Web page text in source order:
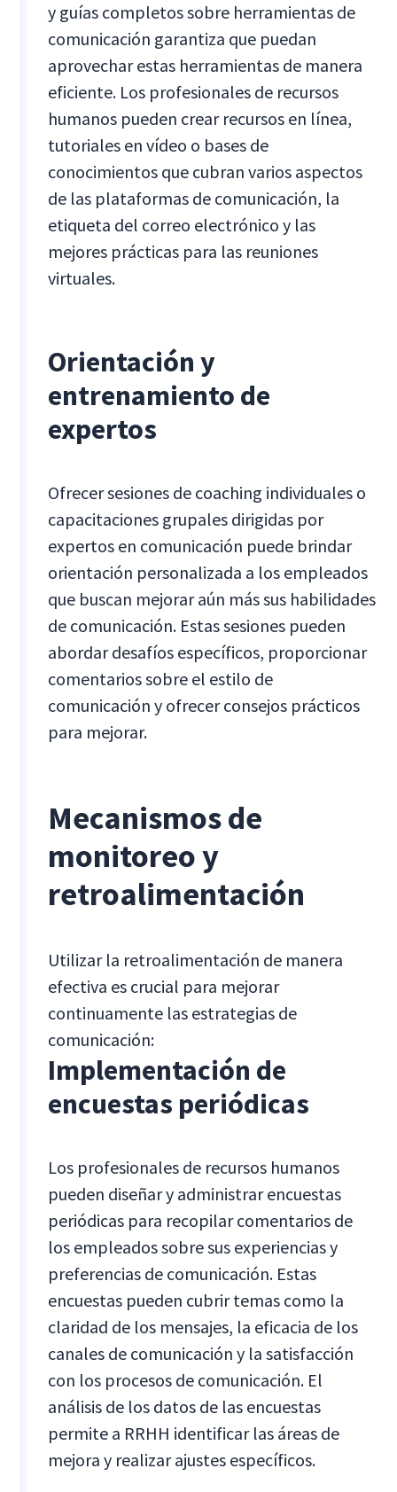
y guías completos sobre herramientas de
comunicación garantiza que puedan
aprovechar estas herramientas de manera
eficiente. Los profesionales de recursos
humanos pueden crear recursos en línea,
tutoriales en vídeo o bases de
conocimientos que cubran varios aspectos
de las plataformas de comunicación, la
etiqueta del correo electrónico y las
mejores prácticas para las reuniones
virtuales.
Orientación y
entrenamiento de
expertos
Ofrecer sesiones de coaching individuales o
capacitaciones grupales dirigidas por
expertos en comunicación puede brindar
orientación personalizada a los empleados
que buscan mejorar aún más sus habilidades
de comunicación. Estas sesiones pueden
abordar desafíos específicos, proporcionar
comentarios sobre el estilo de
comunicación y ofrecer consejos prácticos
para mejorar.
Mecanismos de
monitoreo y
retroalimentación
Utilizar la retroalimentación de manera
efectiva es crucial para mejorar
continuamente las estrategias de
comunicación:
Implementación de
encuestas periódicas
Los profesionales de recursos humanos
pueden diseñar y administrar encuestas
periódicas para recopilar comentarios de
los empleados sobre sus experiencias y
preferencias de comunicación. Estas
encuestas pueden cubrir temas como la
claridad de los mensajes, la eficacia de los
canales de comunicación y la satisfacción
con los procesos de comunicación. El
análisis de los datos de las encuestas
permite a RRHH identificar las áreas de
mejora y realizar ajustes específicos.